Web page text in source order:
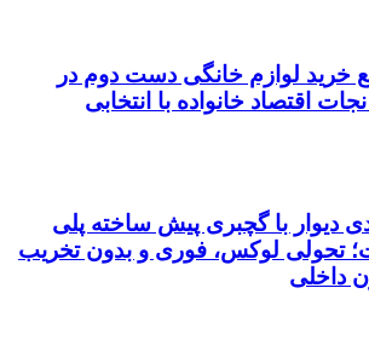
خرید لوازم خانگی دست دوم در
اقتصاد خانواده با انتخابی
دیوار با گچبری پیش ساخته پلی
تحولی لوکس، فوری و بدون تخریب
داخلی